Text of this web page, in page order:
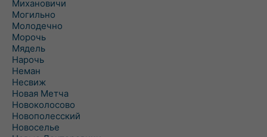
Михановичи
Могильно
Молодечно
Морочь
Мядель
Нарочь
Неман
Несвиж
Новая Метча
Новоколосово
Новополесский
Новоселье